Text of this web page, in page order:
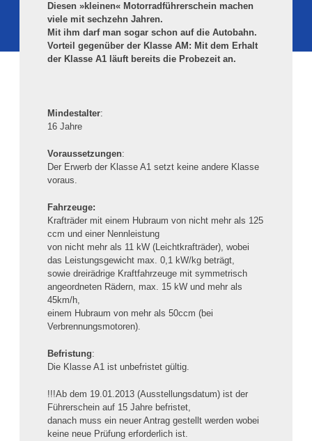
Diesen »kleinen« Motorradführerschein machen
viele mit sechzehn Jahren.
Mit ihm darf man sogar schon auf die Autobahn.
Vorteil gegenüber der Klasse AM: Mit dem Erhalt
der Klasse A1 läuft bereits die Probezeit an.
Mindestalter:
16 Jahre
Voraussetzungen:
Der Erwerb der Klasse A1 setzt keine andere Klasse
voraus.
Fahrzeuge:
Krafträder mit einem Hubraum von nicht mehr als 125
ccm und einer Nennleistung
von nicht mehr als 11 kW (Leichtkrafträder), wobei
das Leistungsgewicht max. 0,1 kW/kg beträgt,
sowie dreirädrige Kraftfahrzeuge mit symmetrisch
angeordneten Rädern, max. 15 kW und mehr als
45km/h,
einem Hubraum von mehr als 50ccm (bei
Verbrennungsmotoren).
Befristung:
Die Klasse A1 ist unbefristet gültig.
!!!Ab dem 19.01.2013 (Ausstellungsdatum) ist der
Führerschein auf 15 Jahre befristet,
danach muss ein neuer Antrag gestellt werden wobei
keine neue Prüfung erforderlich ist.